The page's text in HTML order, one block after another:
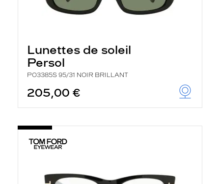
Lunettes de soleil
Persol
PO3385S 95/31 NOIR BRILLANT
205,00 €